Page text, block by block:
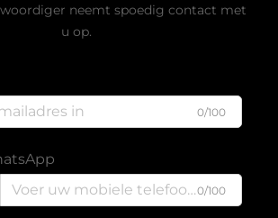
neemt spoedig contact met
u op.
0/100
0/100